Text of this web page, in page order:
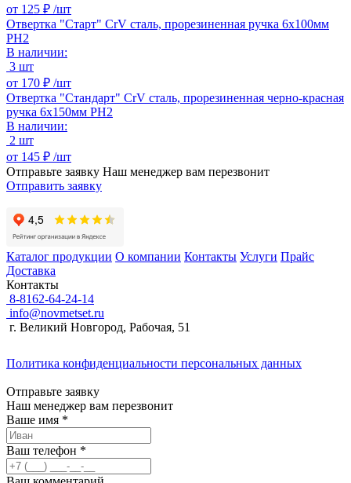
от 125 ₽ /шт
Отвертка "Старт" CrV сталь, прорезиненная ручка 6х100мм
РН2
В наличии:
3 шт
от 170 ₽ /шт
Отвертка "Стандарт" CrV сталь, прорезиненная черно-красная
ручка 6х150мм РН2
В наличии:
2 шт
от 145 ₽ /шт
Отправьте заявку Наш менеджер вам перезвонит
Отправить заявку
Каталог продукции О компании Контакты Услуги Прайс
Доставка
Контакты
8-8162-64-24-14
info@novmetset.ru
г. Великий Новгород, Рабочая, 51
Политика конфиденциальности персональных данных
Отправьте заявку
Наш менеджер вам перезвонит
Ваше имя *
Ваш телефон *